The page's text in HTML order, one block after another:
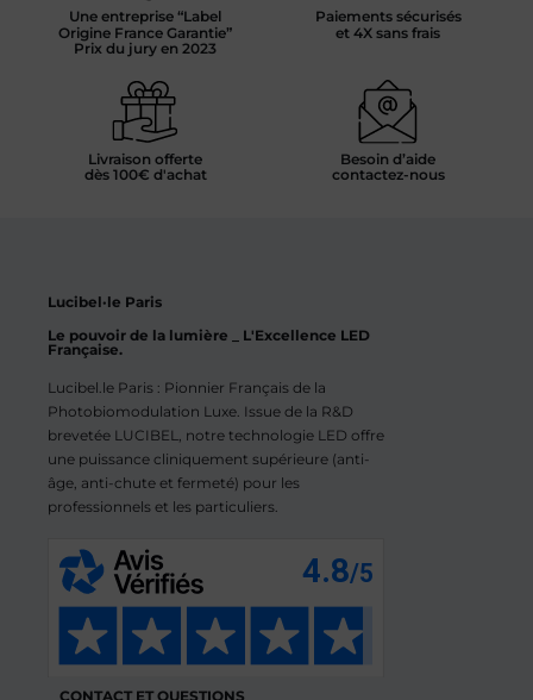
Une entreprise “Label
Origine France Garantie”
Prix du jury en 2023
Paiements sécurisés
et 4X sans frais
Livraison offerte
dès 100€ d'achat
Besoin d’aide
contactez-nous
Lucibel·le Paris
Le pouvoir de la lumière _ L'Excellence LED
Française.
Lucibel.le Paris : Pionnier Français de la
Photobiomodulation Luxe. Issue de la R&D
brevetée LUCIBEL, notre technologie LED offre
une puissance cliniquement supérieure (anti-
âge, anti-chute et fermeté) pour les
professionnels et les particuliers.
CONTACT ET QUESTIONS